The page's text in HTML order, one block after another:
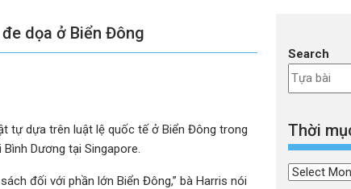
dọa ở Biển Đông
tự dựa trên luật lệ quốc tế ở Biển Đông trong
Dương tại Singapore.
đối với phần lớn Biển Đông,” bà Harris nói
Search
Thời
Thời